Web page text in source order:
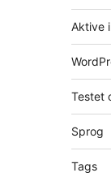
Aktive
Testet
Sprog
Tags